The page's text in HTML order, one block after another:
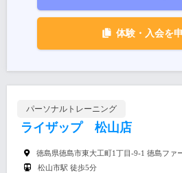
体験・入会を
パーソナルトレーニング
ライザップ 松山店
徳島県徳島市東大工町1丁目-9-1 徳島フ
松山市駅 徒歩5分